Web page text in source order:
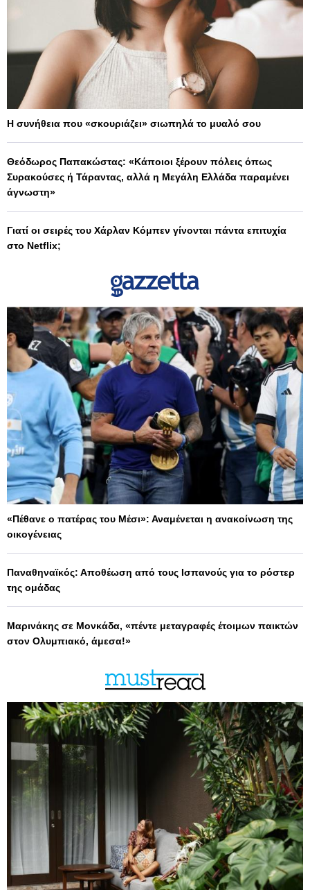
Η συνήθεια που «σκουριάζει» σιωπηλά το μυαλό σου
Θεόδωρος Παπακώστας: «Κάποιοι ξέρουν πόλεις όπως
Συρακούσες ή Τάραντας, αλλά η Μεγάλη Ελλάδα παραμένει
άγνωστη»
Γιατί οι σειρές του Χάρλαν Κόμπεν γίνονται πάντα επιτυχία
στο Netflix;
«Πέθανε ο πατέρας του Μέσι»: Αναμένεται η ανακοίνωση της
οικογένειας
Παναθηναϊκός: Αποθέωση από τους Ισπανούς για το ρόστερ
της ομάδας
Μαρινάκης σε Μονκάδα, «πέντε μεταγραφές έτοιμων παικτών
στον Ολυμπιακό, άμεσα!»